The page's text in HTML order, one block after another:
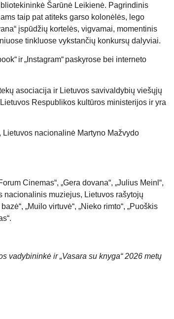
Šarūnė Leikienė. Pagrindinis
taip pat atiteks garso kolonėlės, lego
įspūdžių kortelės, vigvamai, momentinis
tinkluose vykstančių konkursų dalyviai.
“ ir „ Instagram“ paskyrose bei interneto
asociacija ir Lietuvos savivaldybių viešųjų
Respublikos kultūros ministerijos ir yra
, Lietuvos nacionalinė Martyno Mažvydo
Cinemas“, „Gera dovana“, „Julius Meinl“,
nacionalinis muziejus, Lietuvos rašytojų
, „Muilo virtuvė“, „Nieko rimto“, „Puoškis
vadybininkė ir „Vasara su knyga“ 2026 metų